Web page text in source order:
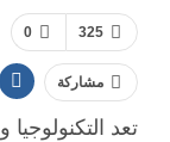
0 325
مشاركة
تعد